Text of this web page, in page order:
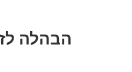
הבהלה